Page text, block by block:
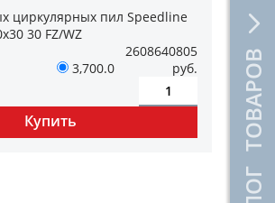
КАТАЛОГ ТОВАРОВ
циркулярных пил Speedline
30 FZ/WZ
2608640805
3,700.0
руб.